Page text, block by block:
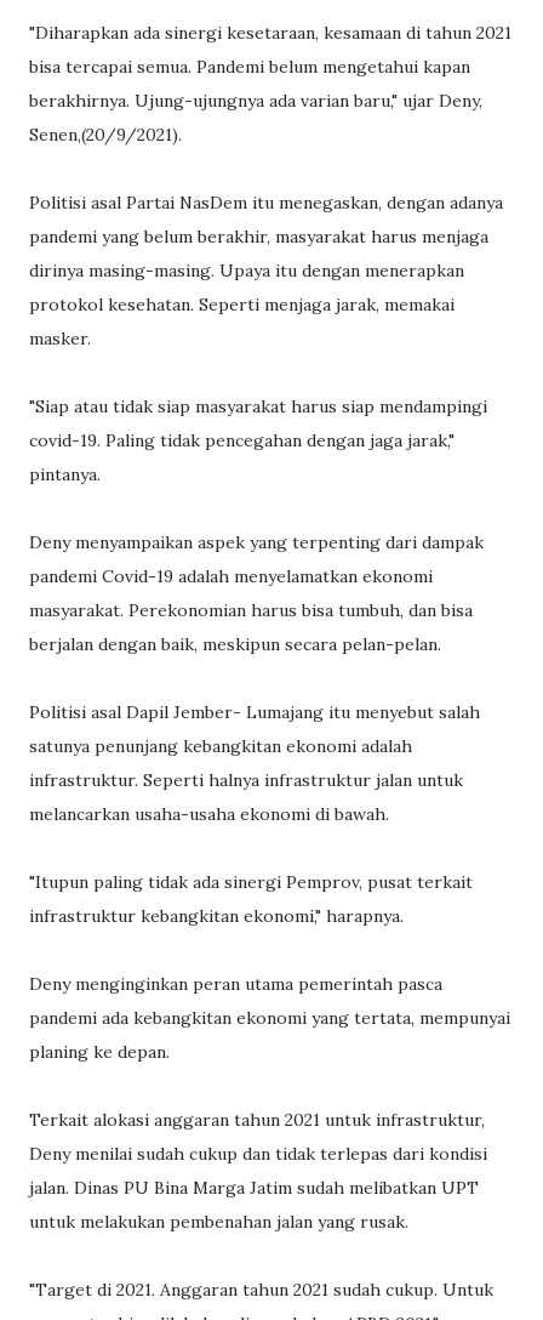
"Diharapkan ada sinergi kesetaraan, kesamaan di tahun 2021
bisa tercapai semua. Pandemi belum mengetahui kapan
berakhirnya. Ujung-ujungnya ada varian baru," ujar Deny,
Senen,(20/9/2021).
Politisi asal Partai NasDem itu menegaskan, dengan adanya
pandemi yang belum berakhir, masyarakat harus menjaga
dirinya masing-masing. Upaya itu dengan menerapkan
protokol kesehatan. Seperti menjaga jarak, memakai
masker.
"Siap atau tidak siap masyarakat harus siap mendampingi
covid-19. Paling tidak pencegahan dengan jaga jarak,"
pintanya.
Deny menyampaikan aspek yang terpenting dari dampak
pandemi Covid-19 adalah menyelamatkan ekonomi
masyarakat. Perekonomian harus bisa tumbuh, dan bisa
berjalan dengan baik, meskipun secara pelan-pelan.
Politisi asal Dapil Jember- Lumajang itu menyebut salah
satunya penunjang kebangkitan ekonomi adalah
infrastruktur. Seperti halnya infrastruktur jalan untuk
melancarkan usaha-usaha ekonomi di bawah.
"Itupun paling tidak ada sinergi Pemprov, pusat terkait
infrastruktur kebangkitan ekonomi," harapnya.
Deny menginginkan peran utama pemerintah pasca
pandemi ada kebangkitan ekonomi yang tertata, mempunyai
planing ke depan.
Terkait alokasi anggaran tahun 2021 untuk infrastruktur,
Deny menilai sudah cukup dan tidak terlepas dari kondisi
jalan. Dinas PU Bina Marga Jatim sudah melibatkan UPT
untuk melakukan pembenahan jalan yang rusak.
"Target di 2021. Anggaran tahun 2021 sudah cukup. Untuk